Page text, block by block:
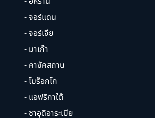
- จอร์แดน
- จอร์เจีย
- มาเก๊า
- คาซัคสถาน
- โมร็อกโก
- แอฟริกาใต้
- ซาอุดิอาระเบีย